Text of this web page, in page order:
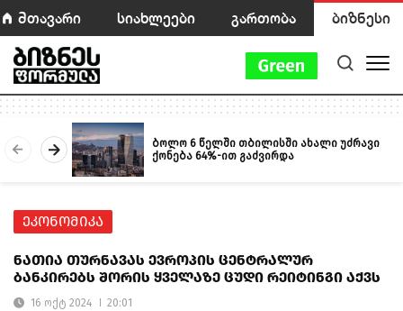
მთავარი სიახლეები გართობა ბიზნესი
ბოლო 6 წელში თბილისში ახალი უძრავი
ქონება 64%-ით გაძვირდა
ეკონომიკა
ნათია თურნავას ევროპის ცენტრალურ
ბანკირებს შორის ყველაზე ცუდი რეიტინგი აქვს
16 ოქტ 2024 20:01